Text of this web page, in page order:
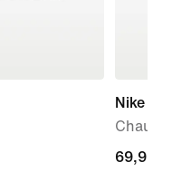
Nike Force
69,99 €
69,99 €